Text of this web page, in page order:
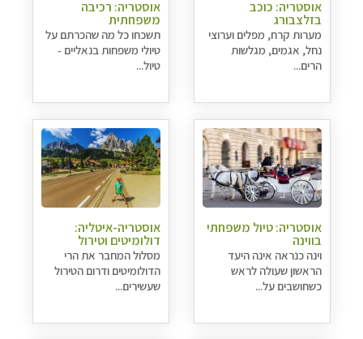
אוסטריה: כוכב
בזלצבורג
מערות קרח, מפלים וערוצי
נחל, אגמים, מגלשות
הרים...
אוסטריה: רכיבה
משפחתית
תשכחו כל מה שהכרתם על
טיולי משפחות בנאליים -
טיול...
אוסטריה: טיול משפחתי
בווינה
וינה כנראה אינה היעד
הראשון שעולה לראש
כשחושבים על...
אוסטריה-איטליה:
דולומיטים וטירול
מסלול המחבר את הרי
הדולומיטים ודרום הטירול
שעשירים...